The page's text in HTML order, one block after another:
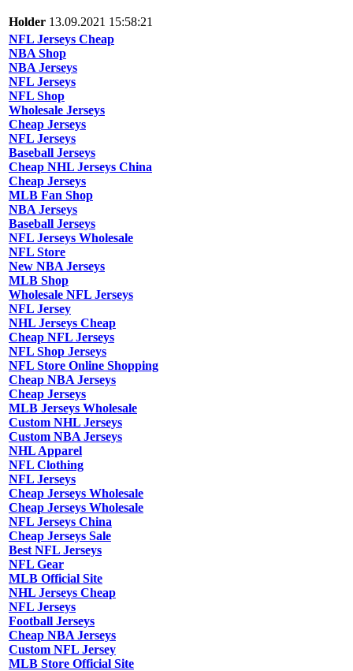
Holder 13.09.2021 15:58:21
NFL Jerseys Cheap
NBA Shop
NBA Jerseys
NFL Jerseys
NFL Shop
Wholesale Jerseys
Cheap Jerseys
NFL Jerseys
Baseball Jerseys
Cheap NHL Jerseys China
Cheap Jerseys
MLB Fan Shop
NBA Jerseys
Baseball Jerseys
NFL Jerseys Wholesale
NFL Store
New NBA Jerseys
MLB Shop
Wholesale NFL Jerseys
NFL Jersey
NHL Jerseys Cheap
Cheap NFL Jerseys
NFL Shop Jerseys
NFL Store Online Shopping
Cheap NBA Jerseys
Cheap Jerseys
MLB Jerseys Wholesale
Custom NHL Jerseys
Custom NBA Jerseys
NHL Apparel
NFL Clothing
NFL Jerseys
Cheap Jerseys Wholesale
Cheap Jerseys Wholesale
NFL Jerseys China
Cheap Jerseys Sale
Best NFL Jerseys
NFL Gear
MLB Official Site
NHL Jerseys Cheap
NFL Jerseys
Football Jerseys
Cheap NBA Jerseys
Custom NFL Jersey
MLB Store Official Site